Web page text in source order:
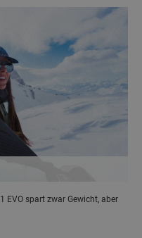
EVO spart zwar Gewicht, aber